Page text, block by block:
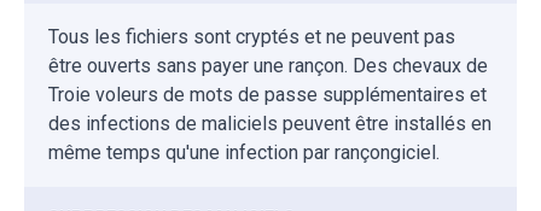
Tous les fichiers sont cryptés et ne peuvent pas
être ouverts sans payer une rançon. Des chevaux de
Troie voleurs de mots de passe supplémentaires et
des infections de maliciels peuvent être installés en
même temps qu'une infection par rançongiciel.